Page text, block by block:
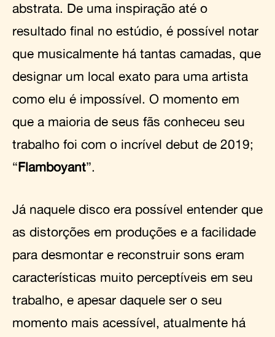
abstrata. De uma inspiração até o
resultado final no estúdio, é possível notar
que musicalmente há tantas camadas, que
designar um local exato para uma artista
como elu é impossível. O momento em
que a maioria de seus fãs conheceu seu
trabalho foi com o incrível debut de 2019;
“Flamboyant”.
Já naquele disco era possível entender que
as distorções em produções e a facilidade
para desmontar e reconstruir sons eram
características muito perceptíveis em seu
trabalho, e apesar daquele ser o seu
momento mais acessível, atualmente há